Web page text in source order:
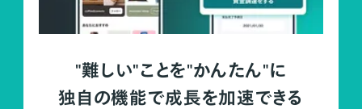
"難しい"ことを"かんたん"に
独自の機能で成長を加速できる